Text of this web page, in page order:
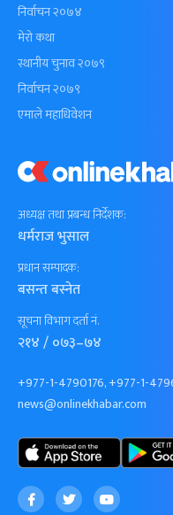
अध्यक्ष तथा प्रबन्ध निर्देशक:
धर्मराज भुसाल
प्रधान सम्पादक:
बसन्त बस्नेत
सूचना विभाग दर्ता नं.
२१४ / ०७३–७४
+977-1-4790176, +977-1-
news@onlinekhabar.com
निर्वाचन २०७४
मेरो कथा
स्थानीय चुनाव २०७९
निर्वाचन २०७९
एमाले महाधिवेशन